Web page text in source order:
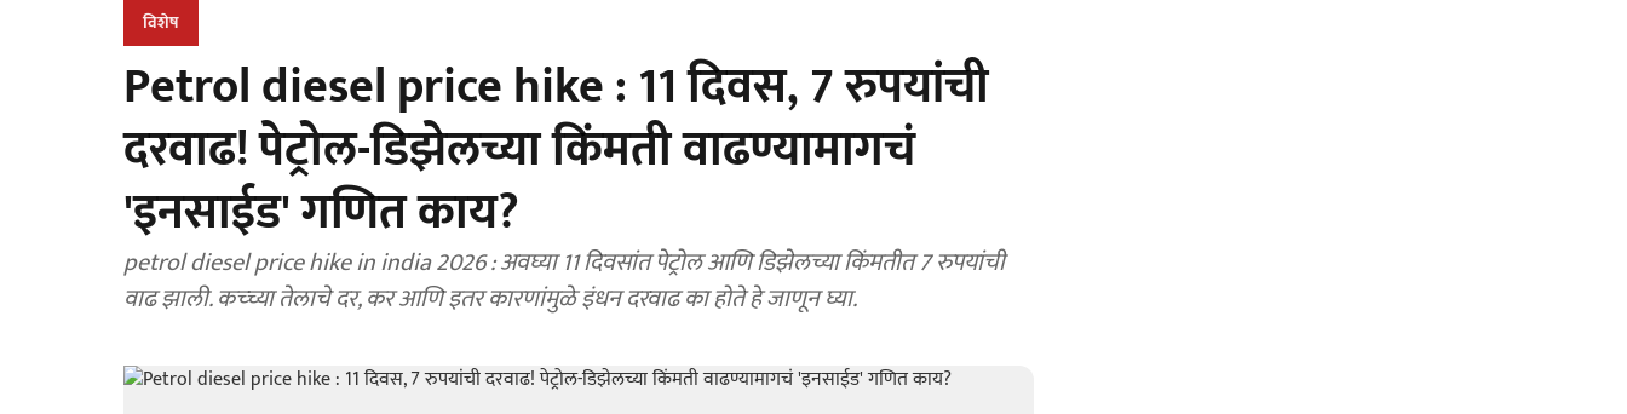
विशेष
Petrol diesel price hike : 11 दिवस, 7 रुपयांची
दरवाढ! पेट्रोल-डिझेलच्या किंमती वाढण्यामागचं
'इनसाईड' गणित काय?
petrol diesel price hike in india 2026 : अवघ्या 11 दिवसांत पेट्रोल आणि डिझेलच्या किंमतीत 7 रुपयांची
वाढ झाली. कच्च्या तेलाचे दर, कर आणि इतर कारणांमुळे इंधन दरवाढ का होते हे जाणून घ्या.